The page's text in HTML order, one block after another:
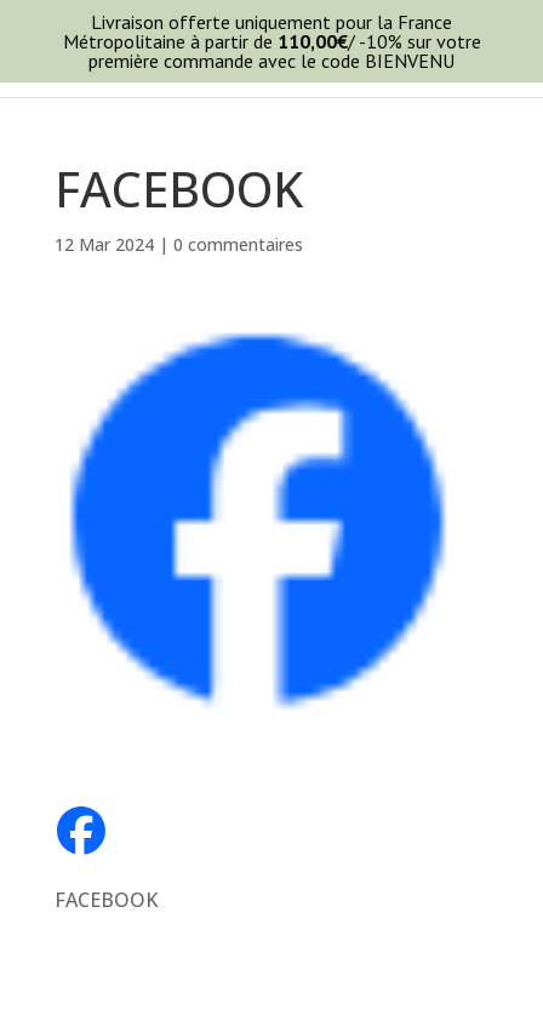
FACEBOOK
12 Mar 2024| 0 commentaires
FACEBOOK
Livraison offerte uniquement pour la France
Métropolitaine à partir de 110,00€/ -10% sur votre
première commande avec le code BIENVENU